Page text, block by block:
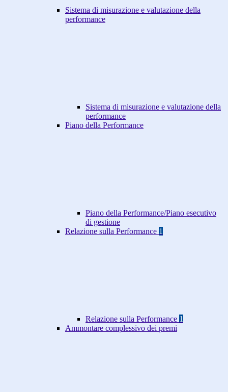
Sistema di misurazione e valutazione della
performance
Sistema di misurazione e valutazione della
performance
Piano della Performance
Piano della Performance/Piano esecutivo
di gestione
Relazione sulla Performance 1
Relazione sulla Performance 1
Ammontare complessivo dei premi